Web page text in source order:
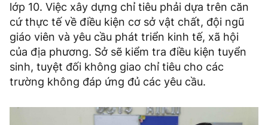
lớp 10. Việc xây dựng chỉ tiêu phải dựa trên căn
cứ thực tế về điều kiện cơ sở vật chất, đội ngũ
giáo viên và yêu cầu phát triển kinh tế, xã hội
của địa phương. Sở sẽ kiểm tra điều kiện tuyển
sinh, tuyệt đối không giao chỉ tiêu cho các
trường không đáp ứng đủ các yêu cầu.